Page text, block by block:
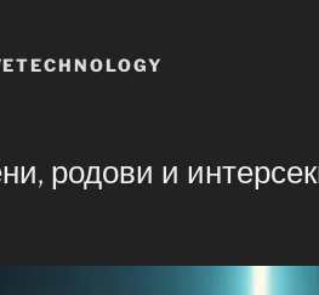
родови и